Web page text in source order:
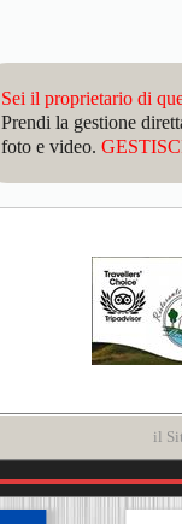
Sei il proprietario di
Prendi la gestione
foto e video.
il